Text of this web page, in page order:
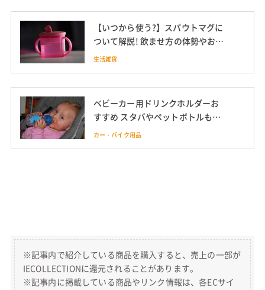
【いつから使う?】スパウトマグに
ついて解説! 飲ませ方の体勢やおす
すめ8選も
生活雑貨
ベビーカー用ドリンクホルダーお
すすめ スタバやペットボトルもカ
ップホルダーで
カー・バイク用品
※記事内で紹介している商品を購入すると、売上の一部が
IECOLLECTIONに還元されることがあります。
※記事内に掲載している商品やリンク情報は、各ECサイ